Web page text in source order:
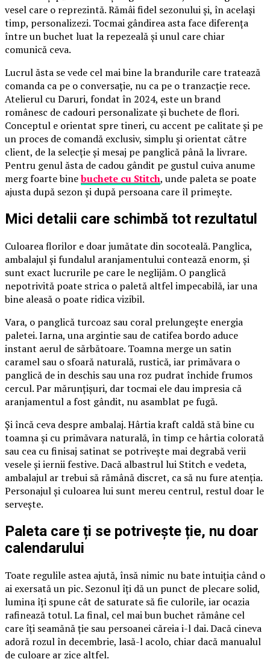
vesel care o reprezintă. Rămâi fidel sezonului și, în același
timp, personalizezi. Tocmai gândirea asta face diferența
între un buchet luat la repezeală și unul care chiar
comunică ceva.
Lucrul ăsta se vede cel mai bine la brandurile care tratează
comanda ca pe o conversație, nu ca pe o tranzacție rece.
Atelierul cu Daruri, fondat în 2024, este un brand
românesc de cadouri personalizate și buchete de flori.
Conceptul e orientat spre tineri, cu accent pe calitate și pe
un proces de comandă exclusiv, simplu și orientat către
client, de la selecție și mesaj pe panglică până la livrare.
Pentru genul ăsta de cadou gândit pe gustul cuiva anume
merg foarte binebuchete cu Stitch, unde paleta se poate
ajusta după sezon și după persoana care îl primește.
Mici detalii care schimbă tot rezultatul
Culoarea florilor e doar jumătate din socoteală. Panglica,
ambalajul și fundalul aranjamentului contează enorm, și
sunt exact lucrurile pe care le neglijăm. O panglică
nepotrivită poate strica o paletă altfel impecabilă, iar una
bine aleasă o poate ridica vizibil.
Vara, o panglică turcoaz sau coral prelungește energia
paletei. Iarna, una argintie sau de catifea bordo aduce
instant aerul de sărbătoare. Toamna merge un satin
caramel sau o sfoară naturală, rustică, iar primăvara o
panglică de in deschis sau una roz pudrat închide frumos
cercul. Par mărunțișuri, dar tocmai ele dau impresia că
aranjamentul a fost gândit, nu asamblat pe fugă.
Și încă ceva despre ambalaj. Hârtia kraft caldă stă bine cu
toamna și cu primăvara naturală, în timp ce hârtia colorată
sau cea cu finisaj satinat se potrivește mai degrabă verii
vesele și iernii festive. Dacă albastrul lui Stitch e vedeta,
ambalajul ar trebui să rămână discret, ca să nu fure atenția.
Personajul și culoarea lui sunt mereu centrul, restul doar le
servește.
Paleta care ți se potrivește ție, nu doar
calendarului
Toate regulile astea ajută, însă nimic nu bate intuiția când o
ai exersată un pic. Sezonul îți dă un punct de plecare solid,
lumina îți spune cât de saturate să fie culorile, iar ocazia
rafinează totul. La final, cel mai bun buchet rămâne cel
care îți seamănă ție sau persoanei căreia i-l dai. Dacă cineva
adoră rozul în decembrie, lasă-l acolo, chiar dacă manualul
de culoare ar zice altfel.